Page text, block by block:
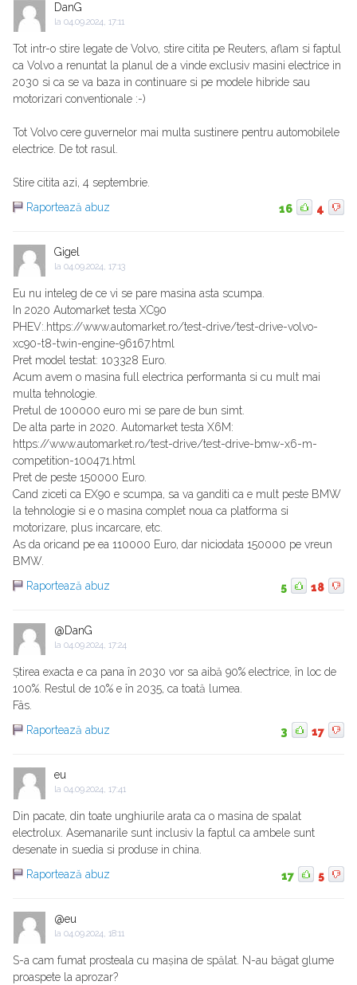
DanG
la 04.09.2024, 17:11
Tot intr-o stire legate de Volvo, stire citita pe Reuters, aflam si faptul
ca Volvo a renuntat la planul de a vinde exclusiv masini electrice in
2030 si ca se va baza in continuare si pe modele hibride sau
motorizari conventionale :-)
Tot Volvo cere guvernelor mai multa sustinere pentru automobilele
electrice. De tot rasul.
Stire citita azi, 4 septembrie.
Raportează abuz
16 4
Gigel
la 04.09.2024, 17:13
Eu nu inteleg de ce vi se pare masina asta scumpa.
In 2020 Automarket testa XC90
PHEV:.https://www.automarket.ro/test-drive/test-drive-volvo-
xc90-t8-twin-engine-96167.html
Pret model testat: 103328 Euro.
Acum avem o masina full electrica performanta si cu mult mai
multa tehnologie.
Pretul de 100000 euro mi se pare de bun simt.
De alta parte in 2020. Automarket testa X6M:
https://www.automarket.ro/test-drive/test-drive-bmw-x6-m-
competition-100471.html
Pret de peste 150000 Euro.
Cand ziceti ca EX90 e scumpa, sa va ganditi ca e mult peste BMW
la tehnologie si e o masina complet noua ca platforma si
motorizare, plus incarcare, etc.
As da oricand pe ea 110000 Euro, dar niciodata 150000 pe vreun
BMW.
Raportează abuz
5 18
@DanG
la 04.09.2024, 17:24
Știrea exacta e ca pana în 2030 vor sa aibă 90% electrice, în loc de
100%. Restul de 10% e în 2035, ca toată lumea.
Fâs.
Raportează abuz
3 17
eu
la 04.09.2024, 17:41
Din pacate, din toate unghiurile arata ca o masina de spalat
electrolux. Asemanarile sunt inclusiv la faptul ca ambele sunt
desenate in suedia si produse in china.
Raportează abuz
17 5
@eu
la 04.09.2024, 18:11
S-a cam fumat prosteala cu mașina de spălat. N-au băgat glume
proaspete la aprozar?